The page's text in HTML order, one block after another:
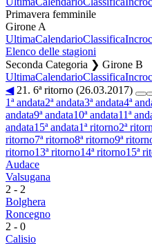
Primavera femminile
Girone A
UltimaCalendarioClassifica
Elenco delle stagioni
Seconda Categoria ❯ Girone B
UltimaCalendarioClassifica
◀21. 6ª ritorno (26.03.2017)
1ª andata2ª andata3ª andata4ª
andata9ª andata10ª andata11ª
andata15ª andata1ª ritorno2ª
ritorno7ª ritorno8ª ritorno9ª
ritorno13ª ritorno14ª ritorno15ª
Audace
Valsugana
2 - 2
Bolghera
Roncegno
2 - 0
Calisio